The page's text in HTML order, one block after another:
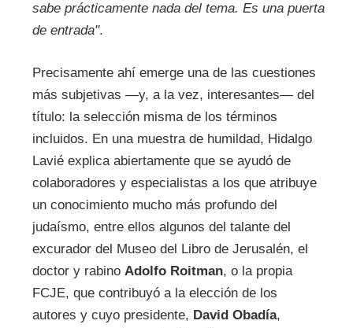
sabe prácticamente nada del tema. Es una puerta
de entrada".
Precisamente ahí emerge una de las cuestiones
más subjetivas —y, a la vez, interesantes— del
título: la selección misma de los términos
incluidos. En una muestra de humildad, Hidalgo
Lavié explica abiertamente que se ayudó de
colaboradores y especialistas a los que atribuye
un conocimiento mucho más profundo del
judaísmo, entre ellos algunos del talante del
excurador del Museo del Libro de Jerusalén, el
doctor y rabino Adolfo Roitman, o la propia
FCJE, que contribuyó a la elección de los
autores y cuyo presidente, David Obadía,